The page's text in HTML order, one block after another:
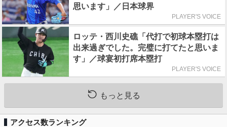
思います」／日本球界
PLAYER'S VOICE
ロッテ・西川史礁「代打で初球本塁打は
出来過ぎでした。完璧に打てたと思いま
す」／球宴初打席本塁打
PLAYER'S VOICE
もっと見る
アクセス数ランキング